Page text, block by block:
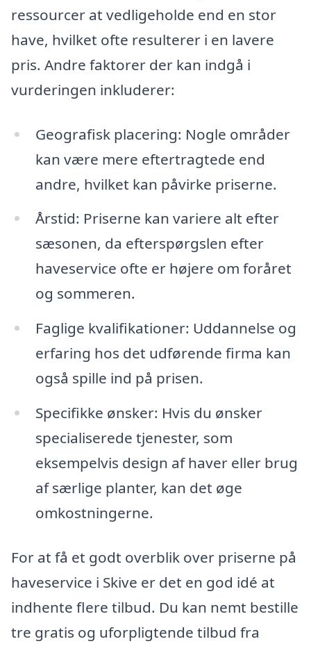
ressourcer at vedligeholde end en stor
have, hvilket ofte resulterer i en lavere
pris. Andre faktorer der kan indgå i
vurderingen inkluderer:
Geografisk placering: Nogle områder
kan være mere eftertragtede end
andre, hvilket kan påvirke priserne.
Årstid: Priserne kan variere alt efter
sæsonen, da efterspørgslen efter
haveservice ofte er højere om foråret
og sommeren.
Faglige kvalifikationer: Uddannelse og
erfaring hos det udførende firma kan
også spille ind på prisen.
Specifikke ønsker: Hvis du ønsker
specialiserede tjenester, som
eksempelvis design af haver eller brug
af særlige planter, kan det øge
omkostningerne.
For at få et godt overblik over priserne på
haveservice i Skive er det en god idé at
indhente flere tilbud. Du kan nemt bestille
tre gratis og uforpligtende tilbud fra